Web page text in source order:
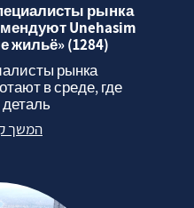
рынка
Unehasim
жильё» (1284)
рынка
в среде, где
המשך